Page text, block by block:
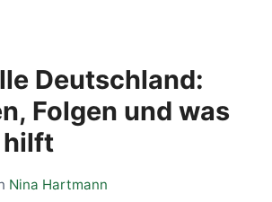
Deutschland:
Folgen und was
Nina Hartmann